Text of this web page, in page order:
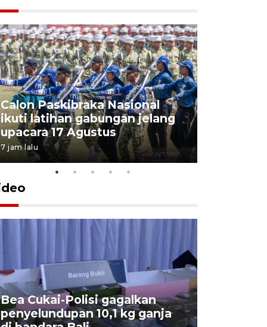
Calon Paskibraka Nasional
ikuti latihan gabungan jelang
upacara 17 Agustus
7 jam lalu
Bea Cukai-Polisi gagalkan
penyelundupan 10,1 kg ganja